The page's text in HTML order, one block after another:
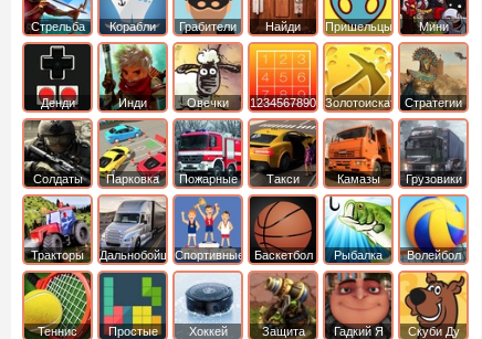
Cтрельба
из лука
Корабли Грабители
Найди
выход
Пришельцы Мини
Денди Инди
Овечки
идут домой
1234567890 ЗолотоискательСтратегии
Солдаты
Парковка
машин
Пожарные
машины
Такси Камазы Грузовики
Тракторы ДальнобойщикиСпортивные Баскетбол Рыбалка Волейбол
Теннис Простые Хоккей
Защита
Гадкий Я Скуби Ду